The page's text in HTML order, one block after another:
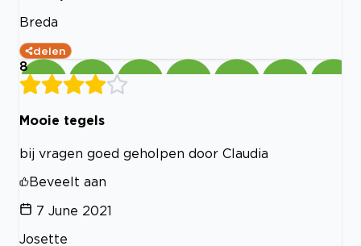
Breda
delen
8
Mooie tegels
bij vragen goed geholpen door Claudia
Beveelt aan
7 June 2021
Josette